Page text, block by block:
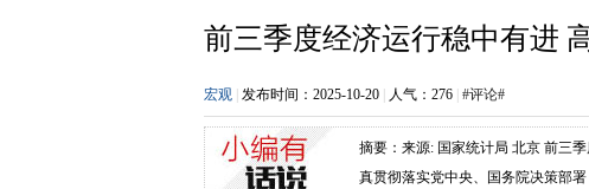
前三季度经济运行稳中有进
宏观 发布时间：2025-10-20 人气： 276 #评论#
摘要：来源: 国家统计局 北京 前三
真贯彻落实党中央、国务院决策部